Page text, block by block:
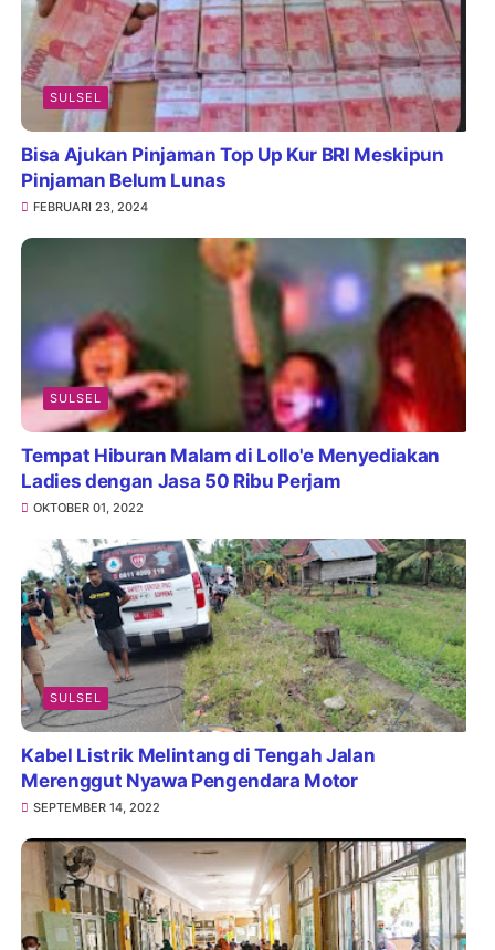
SULSEL
Bisa Ajukan Pinjaman Top Up Kur BRI Meskipun
Pinjaman Belum Lunas
FEBRUARI 23, 2024
SULSEL
Tempat Hiburan Malam di Lollo'e Menyediakan
Ladies dengan Jasa 50 Ribu Perjam
OKTOBER 01, 2022
SULSEL
Kabel Listrik Melintang di Tengah Jalan
Merenggut Nyawa Pengendara Motor
SEPTEMBER 14, 2022